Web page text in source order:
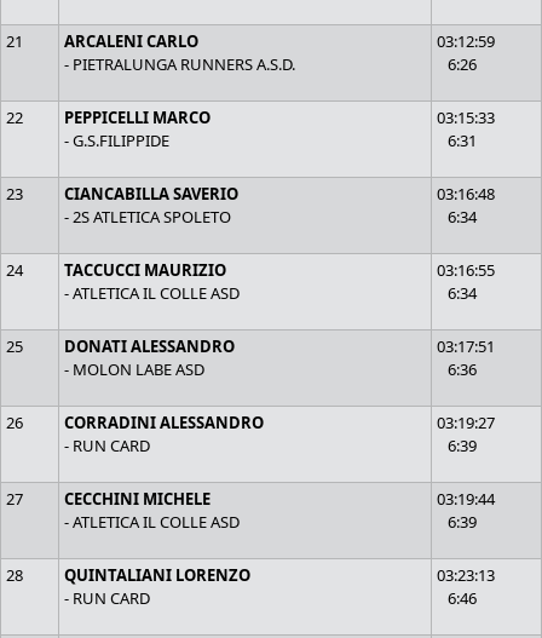
21
ARCALENI CARLO
- PIETRALUNGA RUNNERS A.S.D.
03:12:59
6:26
22
PEPPICELLI MARCO
- G.S.FILIPPIDE
03:15:33
6:31
23
CIANCABILLA SAVERIO
- 2S ATLETICA SPOLETO
03:16:48
6:34
24
TACCUCCI MAURIZIO
- ATLETICA IL COLLE ASD
03:16:55
6:34
25
DONATI ALESSANDRO
- MOLON LABE ASD
03:17:51
6:36
26
CORRADINI ALESSANDRO
- RUN CARD
03:19:27
6:39
27
CECCHINI MICHELE
- ATLETICA IL COLLE ASD
03:19:44
6:39
28
QUINTALIANI LORENZO
- RUN CARD
03:23:13
6:46